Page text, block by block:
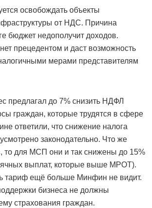
освобождать объекты
от НДС. Причина
бюджет недополучит доходов.
прецедентом и даст возможность
мерами представителям
предлагал до 7% снизить НДФЛ
граждан, которые трудятся в сфере
ответили, что снижение налога
законодательно. Что же
то для МСП они и так снижены до 15%
выплат, которые выше МРОТ).
тариф ещё больше Минфин не видит.
бизнеса не должны
страхования граждан.